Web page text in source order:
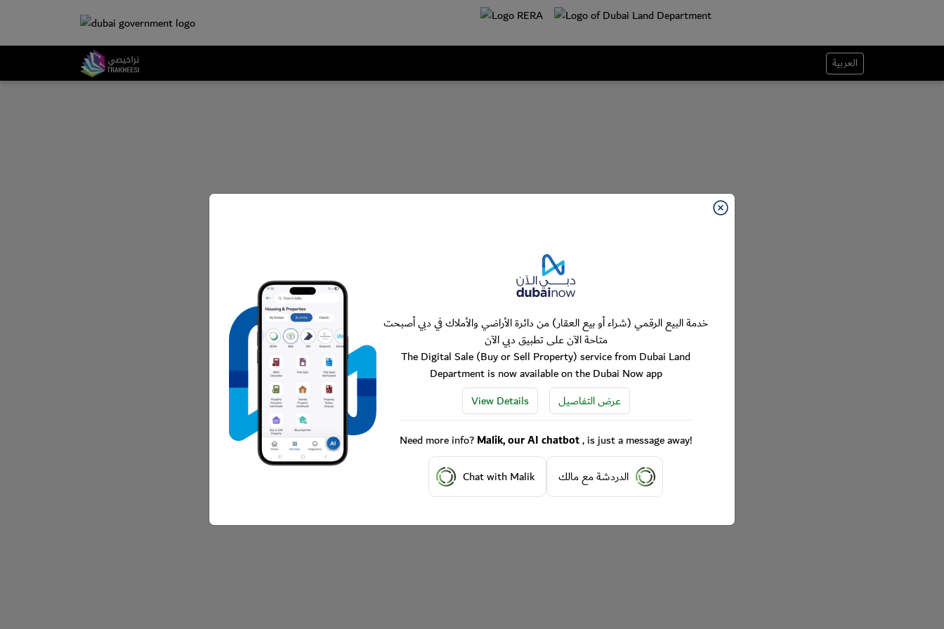
العربية
خدمة البيع الرقمي (شراء أو بيع العقار) من دائرة الأراضي والأملاك في دبي أصبحت
متاحة الآن على تطبيق دبي الآن
The Digital Sale (Buy or Sell Property) service from Dubai Land
Department is now available on the Dubai Now app
View Details
عرض التفاصيل
Need more info?Malik, our AI chatbot, is just a message away!
Chat with Malik
الدردشة مع مالك